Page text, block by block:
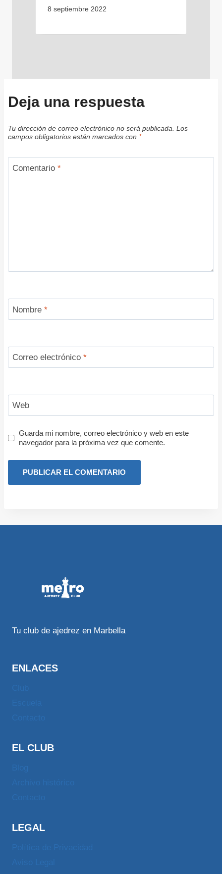
8 septiembre 2022
Deja una respuesta
Tu dirección de correo electrónico no será publicada. Los
campos obligatorios están marcados con *
Comentario *
Nombre *
Correo electrónico *
Web
Guarda mi nombre, correo electrónico y web en este
navegador para la próxima vez que comente.
Tu club de ajedrez en Marbella
ENLACES
EL CLUB
LEGAL